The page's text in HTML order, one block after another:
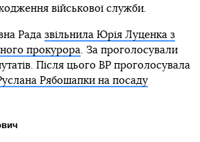
військової служби.
Рада звільнила Юрія Луценка з
прокурора. За проголосували
Після цього ВР проголосувала
Рябошапки на посаду